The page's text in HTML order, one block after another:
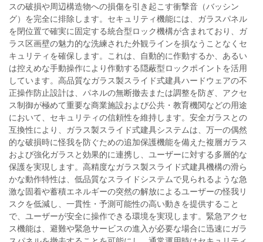
スの破損や周辺構造物への損傷を引き起こす衝撃音（バッシン
グ）を完全に排除します。セキュリティ機能には、ガラスパネル
を閉位置で確実に固定する統合型ロック機構が含まれており、ガ
ラス区画壁の魅力的な洗練された外観ラインを損なうことなくセ
キュリティを確保します。これは、自動的に作動するか、あるい
は控えめな手動操作により作動する隠蔽型ロックポイントを活用
しています。高品質なガラス製スライド式建具ハードウェアの不
正操作防止設計は、パネルの無断撤去または調整を防ぎ、アクセ
ス制御が極めて重要な商業施設および公共・教育機関などの用途
において、セキュリティの信頼性を維持します。安全ガラスとの
互換性により、ガラス製スライド式建具システムは、万一の偶然
的な破損時に怪我を防ぐための追加保護機能を備えた複層ガラス
および強化ガラスと効果的に連携し、ユーザーに対する多層的な
保護を実現します。高精度なガラス製スライド式建具機構の滑ら
かな動作特性は、低品質なスライドシステムで見られるような急
激な固着や蓄積エネルギーの突然の解放によるユーザーの怪我リ
スクを低減し、一貫性・予測可能性の高い動きを提供すること
で、ユーザーが安全に操作できる環境を実現します。緊急アクセ
ス機能は、避難や緊急サービスの進入が必要な場合に迅速にガラ